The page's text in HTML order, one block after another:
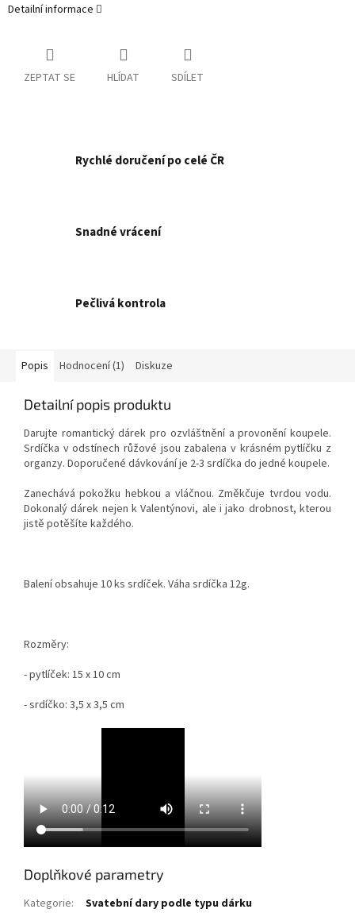
Detailní informace
ZEPTAT SE HLÍDAT SDÍLET
Rychlé doručení po celé ČR
Snadné vrácení
Pečlivá kontrola
Popis Hodnocení (1) Diskuze
Detailní popis produktu
Darujte romantický dárek pro ozvláštnění a provonění koupele.
Srdíčka v odstínech růžové jsou zabalena v krásném pytlíčku z
organzy. Doporučené dávkování je 2-3 srdíčka do jedné koupele.
Zanechává pokožku hebkou a vláčnou. Změkčuje tvrdou vodu.
Dokonalý dárek nejen k Valentýnovi, ale i jako drobnost, kterou
jistě potěšíte každého.
Balení obsahuje 10 ks srdíček. Váha srdíčka 12g.
Rozměry:
- pytlíček: 15 x 10 cm
- srdíčko: 3,5 x 3,5 cm
Doplňkové parametry
Kategorie: Svatební dary podle typu dárku